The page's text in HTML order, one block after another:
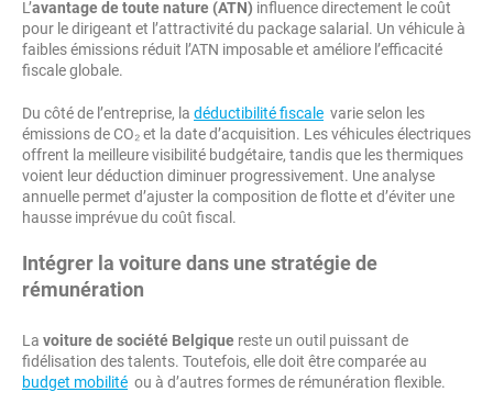
L’avantage de toute nature (ATN) influence directement le coût
pour le dirigeant et l’attractivité du package salarial. Un véhicule à
faibles émissions réduit l’ATN imposable et améliore l’efficacité
fiscale globale.
Du côté de l’entreprise, la déductibilité fiscale varie selon les
émissions de CO₂ et la date d’acquisition. Les véhicules électriques
offrent la meilleure visibilité budgétaire, tandis que les thermiques
voient leur déduction diminuer progressivement. Une analyse
annuelle permet d’ajuster la composition de flotte et d’éviter une
hausse imprévue du coût fiscal.
Intégrer la voiture dans une stratégie de
rémunération
La voiture de société Belgique reste un outil puissant de
fidélisation des talents. Toutefois, elle doit être comparée au
budget mobilité ou à d’autres formes de rémunération flexible.